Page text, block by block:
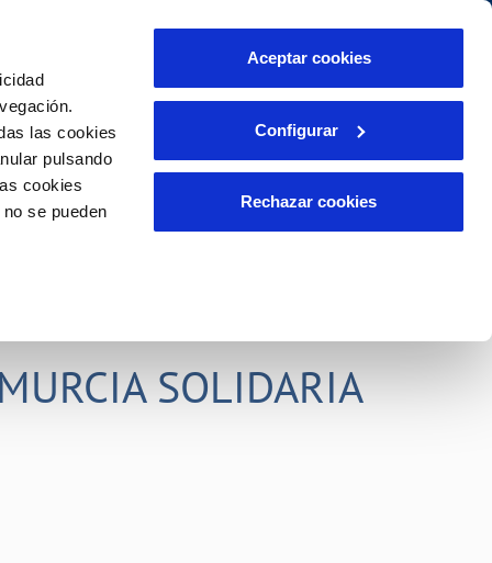
las cookies
pulsando
cookies
se pueden
Aceptar cookies
Configurar
Rechazar cookies
INCIDENCIAS
Comunica anomalías o posibles
PORTAL DE TRANSPARENCIA
Área de clientes
SOLIDARIA